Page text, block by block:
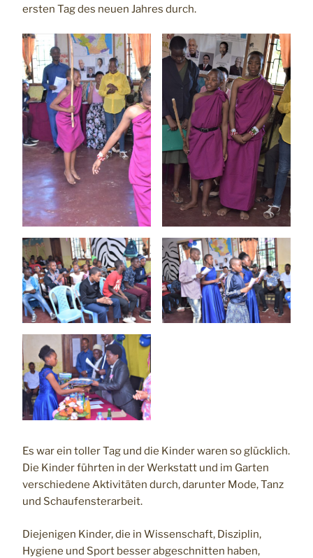
ersten Tag des neuen Jahres durch.
Es war ein toller Tag und die Kinder waren so glücklich.
Die Kinder führten in der Werkstatt und im Garten
verschiedene Aktivitäten durch, darunter Mode, Tanz
und Schaufensterarbeit.
Diejenigen Kinder, die in Wissenschaft, Disziplin,
Hygiene und Sport besser abgeschnitten haben,